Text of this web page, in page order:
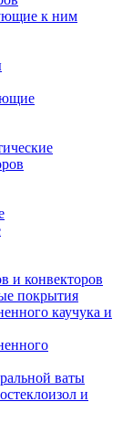
к ним
и конвекторов
покрытия
каучука и
ваты
и